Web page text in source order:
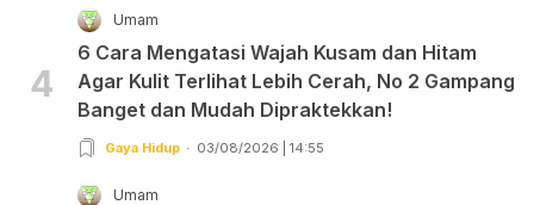
4
Umam
6 Cara Mengatasi Wajah Kusam dan Hitam
Agar Kulit Terlihat Lebih Cerah, No 2 Gampang
Banget dan Mudah Dipraktekkan!
Gaya Hidup 03/08/2026 | 14:55
Umam